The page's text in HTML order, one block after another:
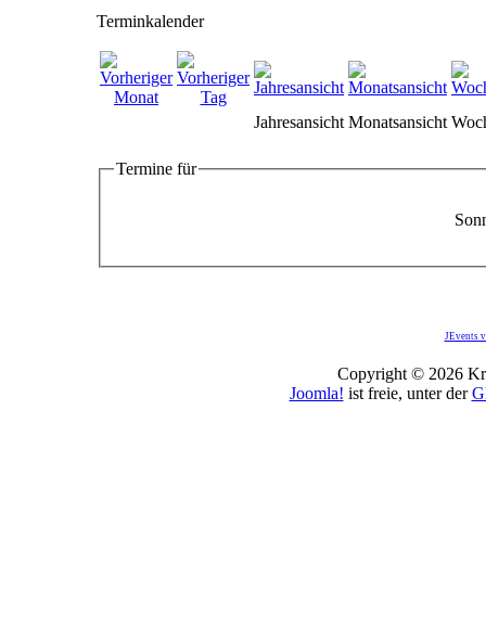
Terminkalender
Jahresansicht Monatsansicht
Termine für
JEvents
Copyright © 2026
Joomla! ist freie, unter der